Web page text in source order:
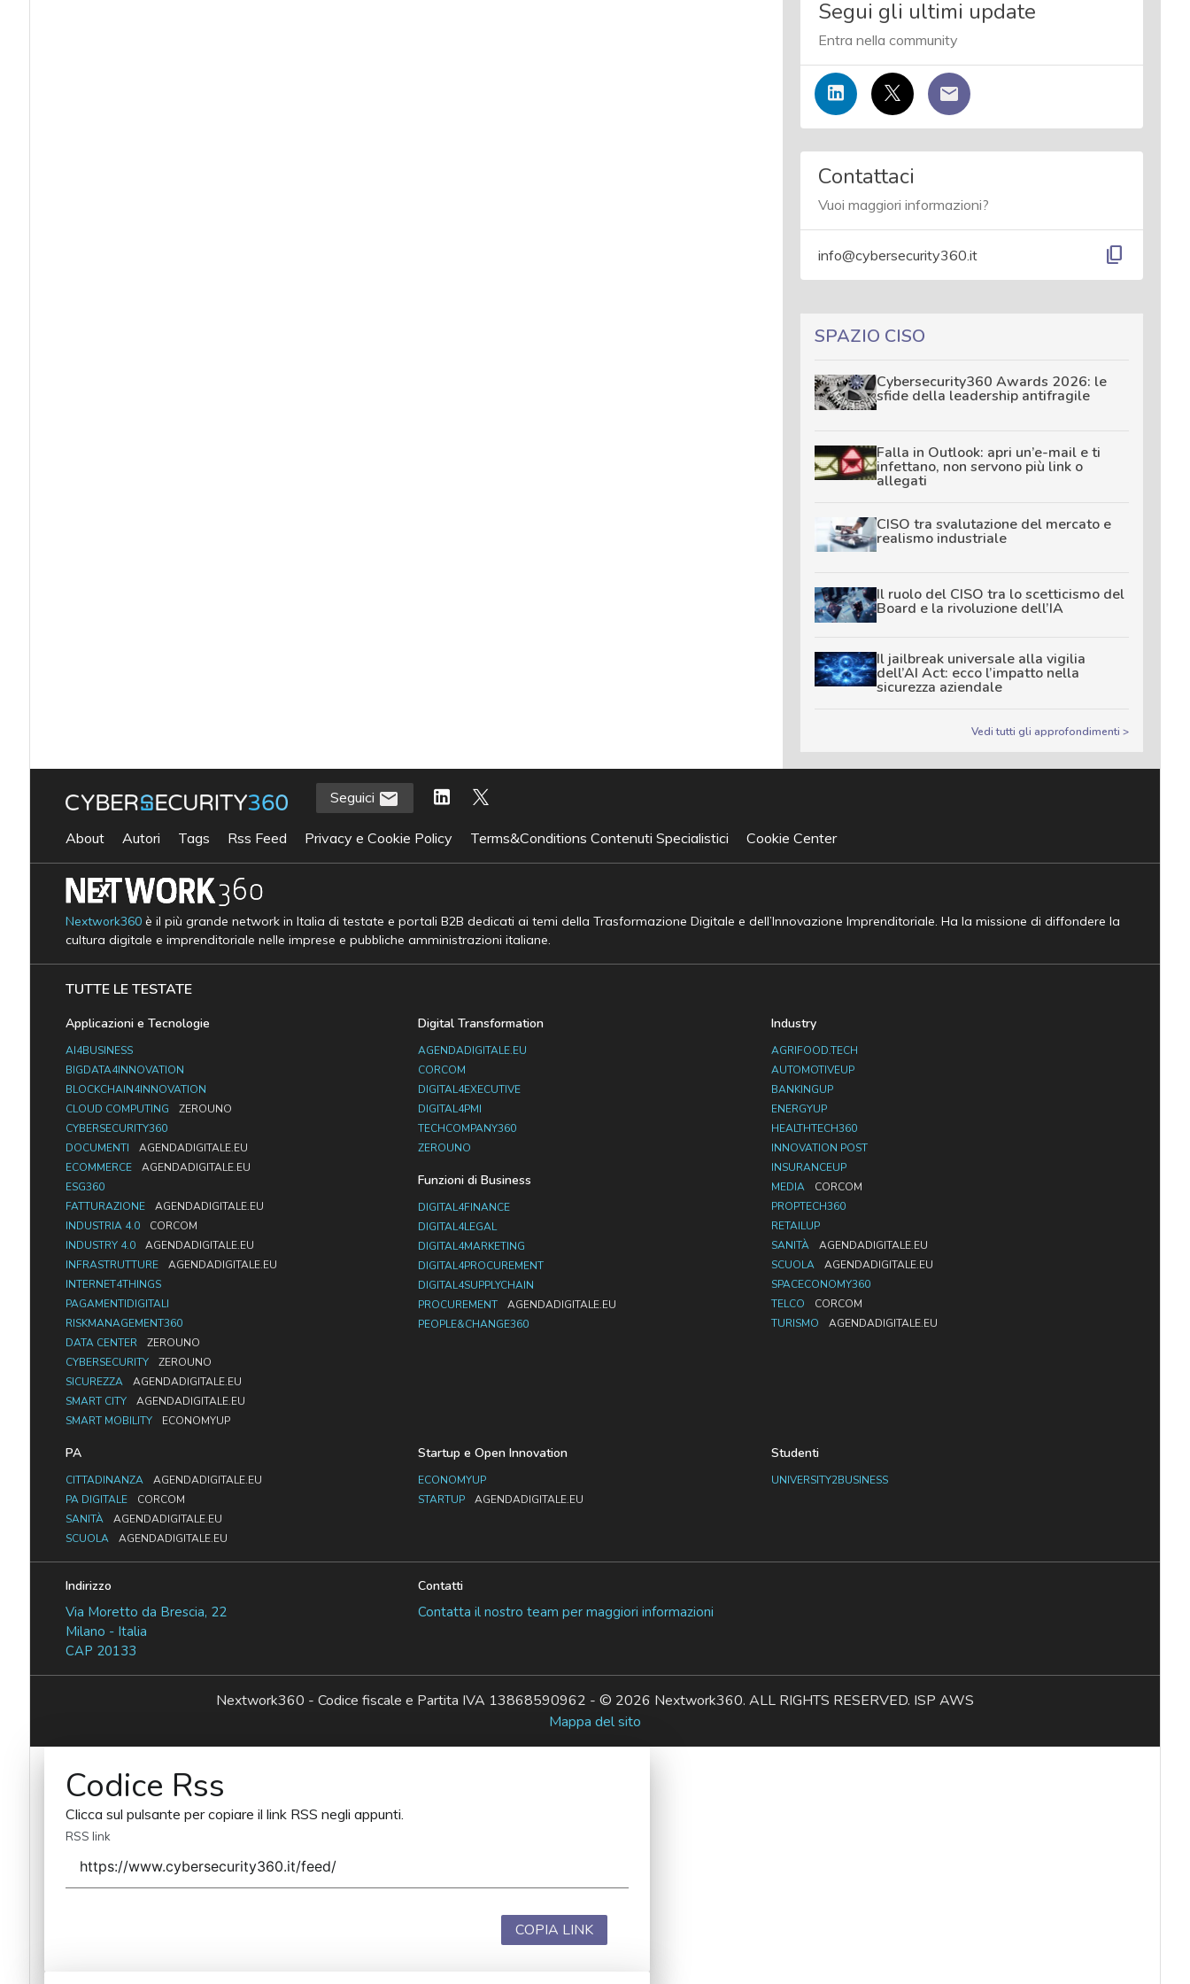
Segui gli ultimi update
Entra nella community
Contattaci
Vuoi maggiori informazioni?
info@cybersecurity360.it content_copy
SPAZIO CISO
Cybersecurity360 Awards 2026: le
sfide della leadership antifragile
Falla in Outlook: apri un’e-mail e ti
infettano, non servono più link o
allegati
CISO tra svalutazione del mercato e
realismo industriale
Il ruolo del CISO tra lo scetticismo del
Board e la rivoluzione dell’IA
Il jailbreak universale alla vigilia
dell’AI Act: ecco l’impatto nella
sicurezza aziendale
Vedi tutti gli approfondimenti >
Seguici
About Autori Tags Rss Feed Privacy e Cookie Policy Terms&Conditions Contenuti Specialistici Cookie Center
Nextwork360è il più grande network in Italia di testate e portali B2B dedicati ai temi della Trasformazione Digitale e dell’Innovazione Imprenditoriale. Ha la missione di diffondere la
cultura digitale e imprenditoriale nelle imprese e pubbliche amministrazioni italiane.
TUTTE LE TESTATE
Applicazioni e Tecnologie
AI4BUSINESS
BIGDATA4INNOVATION
BLOCKCHAIN4INNOVATION
CLOUD COMPUTING
ZEROUNO
CYBERSECURITY360
DOCUMENTI
AGENDADIGITALE.EU
ECOMMERCE
AGENDADIGITALE.EU
ESG360
FATTURAZIONE
AGENDADIGITALE.EU
INDUSTRIA 4.0
CORCOM
INDUSTRY 4.0
AGENDADIGITALE.EU
INFRASTRUTTURE
AGENDADIGITALE.EU
INTERNET4THINGS
PAGAMENTIDIGITALI
RISKMANAGEMENT360
DATA CENTER
ZEROUNO
CYBERSECURITY
ZEROUNO
SICUREZZA
AGENDADIGITALE.EU
SMART CITY
AGENDADIGITALE.EU
SMART MOBILITY
ECONOMYUP
Digital Transformation
AGENDADIGITALE.EU
CORCOM
DIGITAL4EXECUTIVE
DIGITAL4PMI
TECHCOMPANY360
ZEROUNO
Funzioni di Business
DIGITAL4FINANCE
DIGITAL4LEGAL
DIGITAL4MARKETING
DIGITAL4PROCUREMENT
DIGITAL4SUPPLYCHAIN
PROCUREMENT
AGENDADIGITALE.EU
PEOPLE&CHANGE360
Industry
AGRIFOOD.TECH
AUTOMOTIVEUP
BANKINGUP
ENERGYUP
HEALTHTECH360
INNOVATION POST
INSURANCEUP
MEDIA
CORCOM
PROPTECH360
RETAILUP
SANITÀ
AGENDADIGITALE.EU
SCUOLA
AGENDADIGITALE.EU
SPACECONOMY360
TELCO
CORCOM
TURISMO
AGENDADIGITALE.EU
PA
CITTADINANZA
AGENDADIGITALE.EU
PA DIGITALE
CORCOM
SANITÀ
AGENDADIGITALE.EU
SCUOLA
AGENDADIGITALE.EU
Startup e Open Innovation
ECONOMYUP
STARTUP
AGENDADIGITALE.EU
Studenti
UNIVERSITY2BUSINESS
Indirizzo
Via Moretto da Brescia, 22
Milano - Italia
CAP 20133
Contatti
Contatta il nostro team per maggiori informazioni
Nextwork360 - Codice fiscale e Partita IVA 13868590962 - © 2026 Nextwork360. ALL RIGHTS RESERVED. ISP AWS
Mappa del sito
Codice Rss
Clicca sul pulsante per copiare il link RSS negli appunti.
RSS link
COPIA LINK